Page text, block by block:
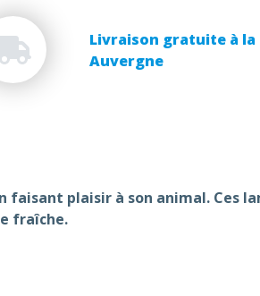
Livraison gratuite à
Auvergne
plaisir à son animal. Ces
fraîche.